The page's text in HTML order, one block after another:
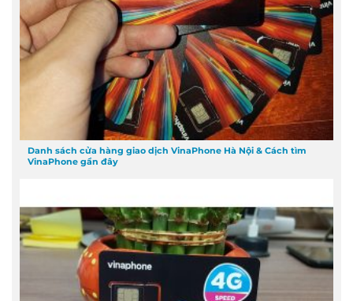
Danh sách cửa hàng giao dịch VinaPhone Hà Nội & Cách tìm
VinaPhone gần đây